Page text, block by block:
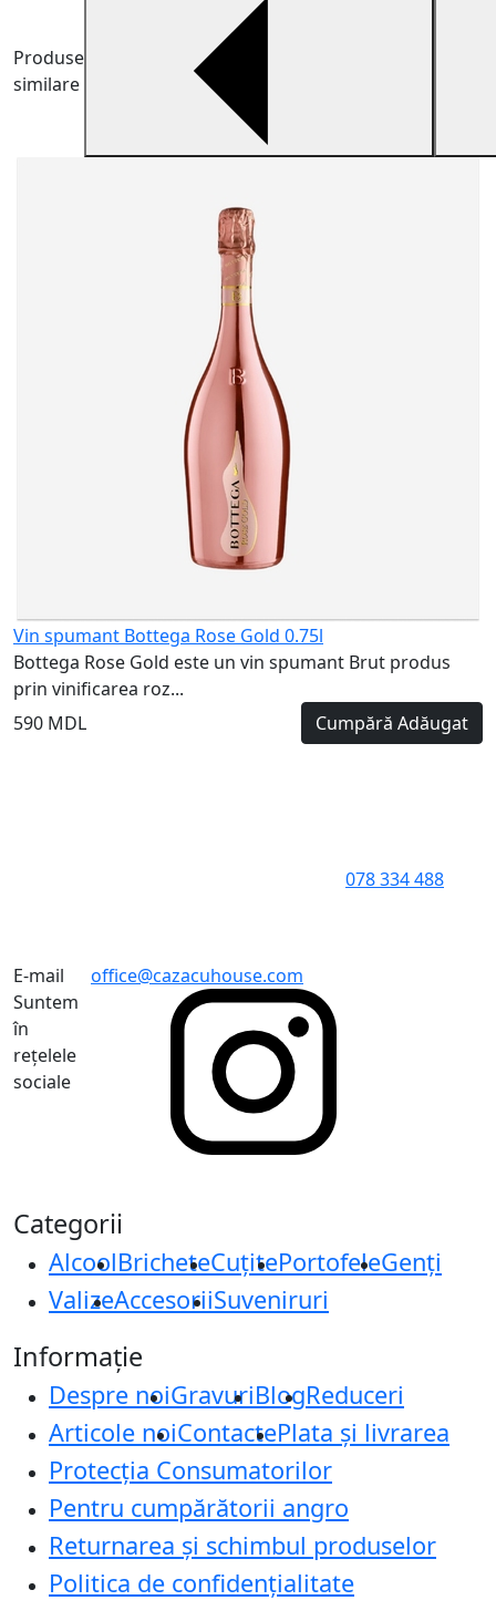
Produse
similare
Vin spumant Bottega Rose Gold 0.75l
Bottega Rose Gold este un vin spumant Brut produs
prin vinificarea roz...
590 MDL
Cumpără Adăugat
078 334 488
E-mail
office@cazacuhouse.com
Suntem
în
rețelele
sociale
Categorii
AlcoolBricheteCuțitePortofeleGenți
ValizeAccesoriiSuveniruri
Informație
Despre noiGravuriBlogReduceri
Articole noiContactePlata și livrarea
Protecţia Consumatorilor
Pentru cumpărătorii angro
Returnarea și schimbul produselor
Politica de confidențialitate